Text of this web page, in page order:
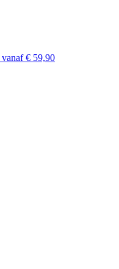
vanaf € 59,90